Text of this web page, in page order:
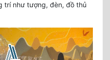
trí như tượng, đèn, đồ thủ